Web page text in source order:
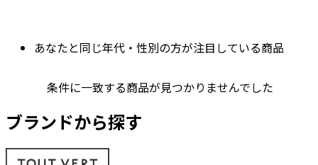
あなたと同じ年代・性別の方が注目している商品
条件に一致する商品が見つかりませんでした
ブランドから探す